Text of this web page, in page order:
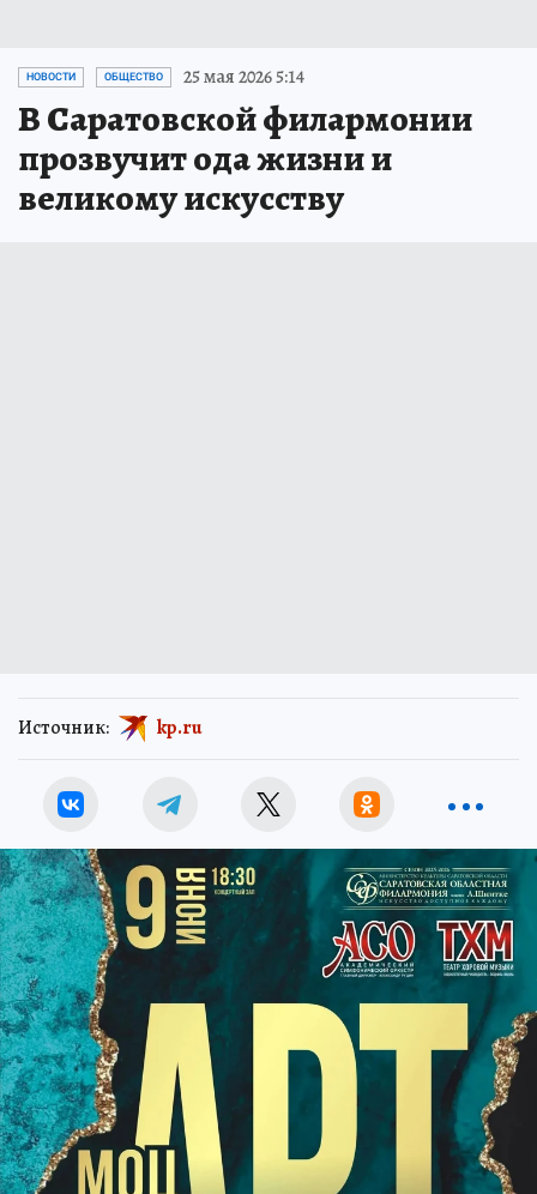
НОВОСТИ ОБЩЕСТВО 25 мая 2026 5:14
В Саратовской филармонии
прозвучит ода жизни и
великому искусству
Источник: kp.ru